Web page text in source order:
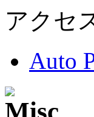
アクセ
Auto